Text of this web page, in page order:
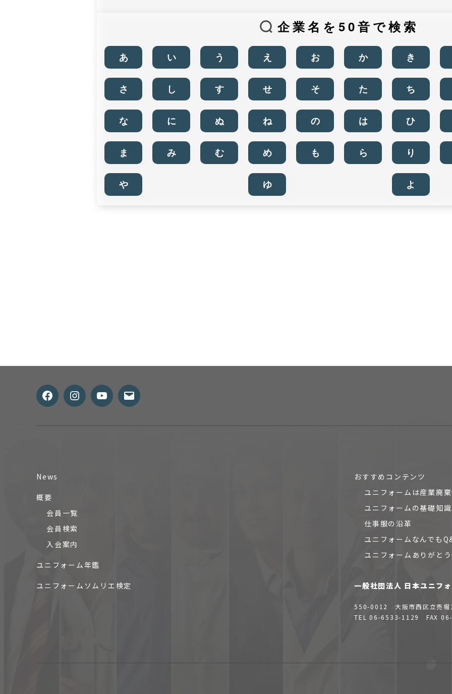
企業名を50音で検索
あ い う え お か き
さ し す せ そ た ち
な に ぬ ね の は ひ
ま み む め も ら り
や ゆ よ
FacebookInstagramYoutubeメ
News
概要
会員一覧
会員検索
入会案内
ユニフォーム年鑑
ユニフォームソムリエ検定
おすすめコンテンツ
ユニフォームは産業廃
ユニフォームの基礎知識
仕事服の沿革
ユニフォームなんでも
ユニフォームありがと
一般社団法人 日本ユニフ
550-0012 大阪市西区立売
TEL 06-6533-1129 FAX